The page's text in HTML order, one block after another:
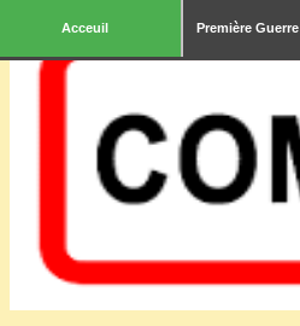
Acceuil Première